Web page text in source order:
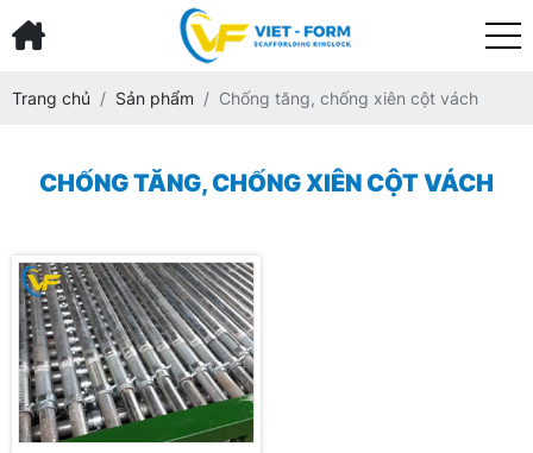
Trang chủ Sản phẩm Chống tăng, chống xiên cột vách
CHỐNG TĂNG, CHỐNG XIÊN CỘT VÁCH